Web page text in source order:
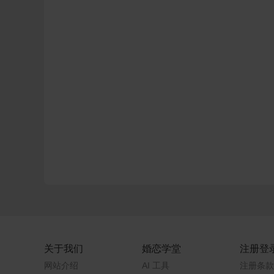
关于我们
网站介绍
婚恋学堂
AI 工具
注册登
注册条款